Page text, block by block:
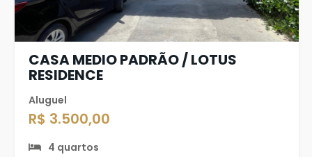
CASA MEDIO PADRÃO / LOTUS
RESIDENCE
Aluguel
R$ 3.500,00
4 quartos